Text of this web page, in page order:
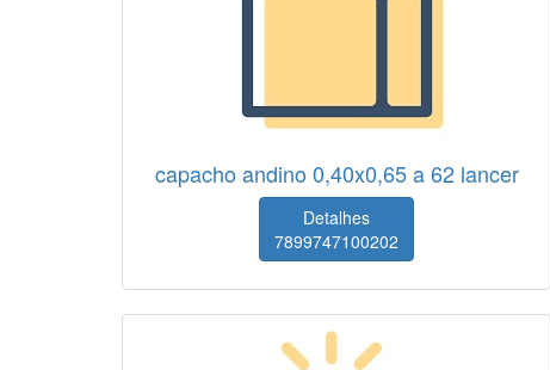
capacho andino 0,40x0,65 a 62 lancer
Detalhes
7899747100202